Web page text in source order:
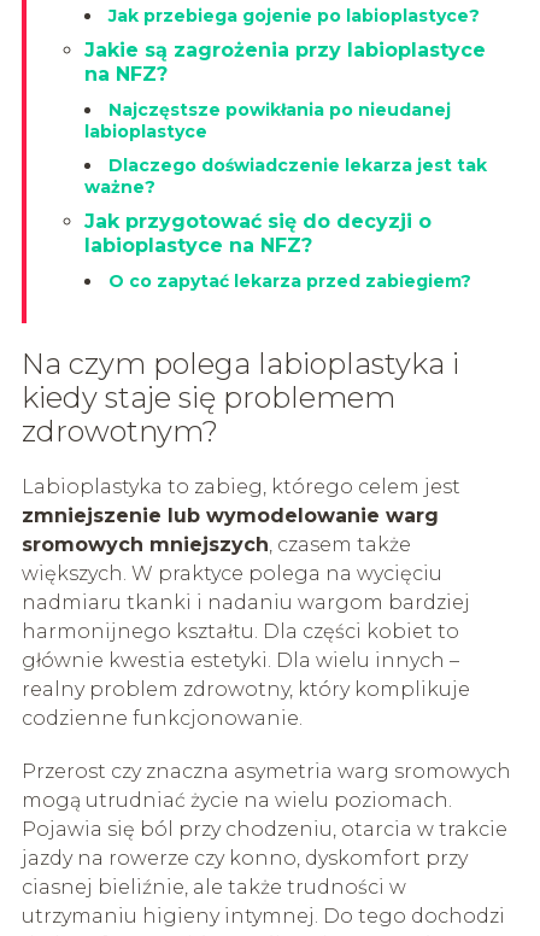
Jak przebiega gojenie po labioplastyce?
Jakie są zagrożenia przy labioplastyce
na NFZ?
Najczęstsze powikłania po nieudanej
labioplastyce
Dlaczego doświadczenie lekarza jest tak
ważne?
Jak przygotować się do decyzji o
labioplastyce na NFZ?
O co zapytać lekarza przed zabiegiem?
Na czym polega labioplastyka i
kiedy staje się problemem
zdrowotnym?
Labioplastyka to zabieg, którego celem jest
zmniejszenie lub wymodelowanie warg
sromowych mniejszych, czasem także
większych. W praktyce polega na wycięciu
nadmiaru tkanki i nadaniu wargom bardziej
harmonijnego kształtu. Dla części kobiet to
głównie kwestia estetyki. Dla wielu innych –
realny problem zdrowotny, który komplikuje
codzienne funkcjonowanie.
Przerost czy znaczna asymetria warg sromowych
mogą utrudniać życie na wielu poziomach.
Pojawia się ból przy chodzeniu, otarcia w trakcie
jazdy na rowerze czy konno, dyskomfort przy
ciasnej bieliźnie, ale także trudności w
utrzymaniu higieny intymnej. Do tego dochodzi